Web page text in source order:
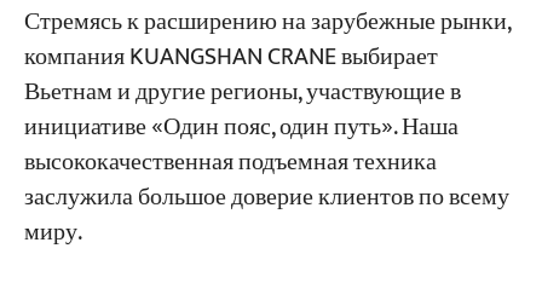
Стремясь к расширению на зарубежные рынки,
компания KUANGSHAN CRANE выбирает
Вьетнам и другие регионы, участвующие в
инициативе «Один пояс, один путь». Наша
высококачественная подъемная техника
заслужила большое доверие клиентов по всему
миру.